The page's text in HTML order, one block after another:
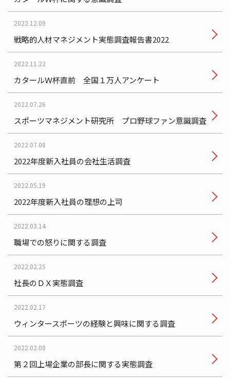
2022.12.09
戦略的人材マネジメント実態調査報告書2022
2022.11.22
カタールＷ杯直前 全国１万人アンケート
2022.07.26
スポーツマネジメント研究所 プロ野球ファン意識調査
2022.07.08
2022年度新入社員の会社生活調査
2022.05.19
2022年度新入社員の理想の上司
2022.03.14
職場での怒りに関する調査
2022.02.25
社長のＤＸ実態調査
2022.02.17
ウィンタースポーツの経験と興味に関する調査
2022.02.08
第２回上場企業の部長に関する実態調査